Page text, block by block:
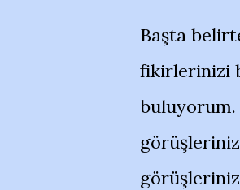
Başta
fikirlerinizi
buluyorum.